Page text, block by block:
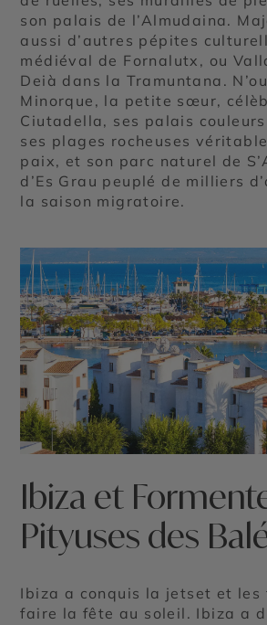
son palais de l’Almudaina.
aussi d’autres pépites
médiéval de Fornalutx, ou
Deià dans la Tramuntana.
Minorque, la petite sœur,
Ciutadella, ses palais
ses plages rocheuses
paix, et son parc naturel de
d’Es Grau peuplé de milliers
la saison migratoire.
Ibiza et
Pityuses des
Ibiza a conquis la jetset et les
faire la fête au soleil. Ibiza a